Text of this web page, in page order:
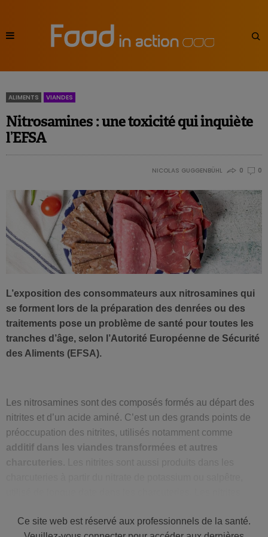
ALIMENTS VIANDES
Nitrosamines : une toxicité qui inquiète
l’EFSA
NICOLAS GUGGENBÜHL 0 0
L’exposition des consommateurs aux nitrosamines qui
se forment lors de la préparation des denrées ou des
traitements pose un problème de santé pour toutes les
tranches d’âge, selon l’Autorité Européenne de Sécurité
des Aliments (EFSA).
Les nitrosamines sont des composés formés au départ des
nitrites et d’un acide aminé. C’est un des grands points de
préoccupation des nitrites, utilisés notamment comme
additif dans les viandes transformées et autres
en nitrosomyoglobine, qui donne aux charcuteries leur
Ce site web est réservé aux professionnels de la santé.